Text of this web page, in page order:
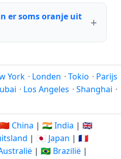
er soms oranje uit
York · Londen · Tokio · Parijs
· Los Angeles · Shanghai ·
🇨🇳 China | 🇮🇳 India | 🇬🇧
| 🇯🇵 Japan | 🇫🇷
| 🇧🇷 Brazilië |